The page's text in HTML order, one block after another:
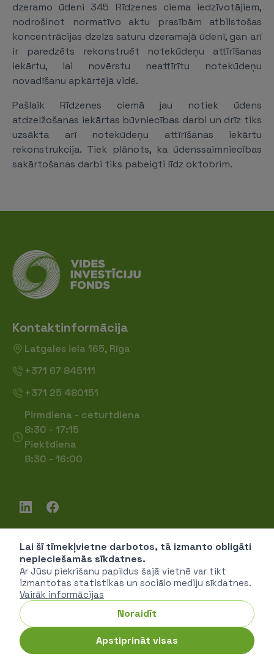
Lai šī tīmekļvietne darbotos, tā izmanto obligāti
nepieciešamās sīkdatnes.
Ar Jūsu piekrišanu papildus šajā vietnē var tikt
izmantotas statistikas un sociālo mediju sīkdatnes.
Vairāk informācijas
Noraidīt
Apstiprināt visas
dzeramo ūdeni 345 Rīdzenes ciema iedzīvotājiem,
nodrošinot normatīvo aktu prasībām atbilstošas
koncentrācijas dzelzs saturu dzeramajā ūdenī, gan arī
ir paredzēts rekonstruēt notekūdeņu attīrīšanas
iekārtu, lai novērstu neattīrītu notekūdeņu
novadīšanu apkārtējā vidē.
Pašlaik Rīdzenes ciemā jau notiek ūdens
atdzelžošanas iekārtas būvniecības darbi un drīz tiks
uzsākta arī notekūdeņu attīrīšanas iekārtu
rekonstrukcija. Tiek plānots, ka ūdenssaimniecības
sakārtošanas darbi tiks pabeigti līdz oktobrim.
Kontaktinformācija
Latgales iela 165, Rīga
+371 67 845111
+371 25 480151
Pirmdiena - ceturtdiena
8:30 - 17:15
Piektdiena
8:30 - 16:00
Piekļūstamība
Privātuma politika
SIA "Vides investīciju fonds" © 2026